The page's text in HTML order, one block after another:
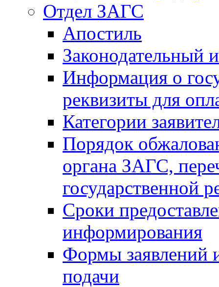
Отдел ЗАГС
Апостиль
Законодательный
Информация о
реквизиты для
Категории
Порядок
органа ЗАГС,
государственной
Сроки
информирования
Формы заявлений
подачи